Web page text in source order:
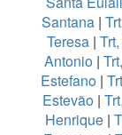
Santana |
Teresa |
Antonio|
Estefano|
Estevão |
Henrique|